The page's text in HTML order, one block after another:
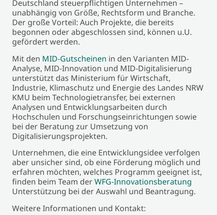
Deutschland steuerpflichtigen Unternehmen –
unabhängig von Größe, Rechtsform und Branche.
Der große Vorteil: Auch Projekte, die bereits
begonnen oder abgeschlossen sind, können u.U.
gefördert werden.
Mit den MID-Gutscheinen in den Varianten MID-
Analyse, MID-Innovation und MID-Digitalisierung
unterstützt das Ministerium für Wirtschaft,
Industrie, Klimaschutz und Energie des Landes NRW
KMU beim Technologietransfer, bei externen
Analysen und Entwicklungsarbeiten durch
Hochschulen und Forschungseinrichtungen sowie
bei der Beratung zur Umsetzung von
Digitalisierungsprojekten.
Unternehmen, die eine Entwicklungsidee verfolgen
aber unsicher sind, ob eine Förderung möglich und
erfahren möchten, welches Programm geeignet ist,
finden beim Team derWFG-Innovationsberatung
Unterstützung bei der Auswahl und Beantragung.
Weitere Informationen und Kontakt: